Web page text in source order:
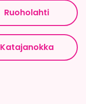
Ruoholahti
Katajanokka